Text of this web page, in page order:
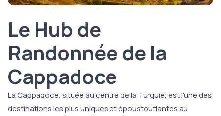
Le Hub de
Randonnée de la
Cappadoce
La Cappadoce, située au centre de la Turquie, est l'une des
destinations les plus uniques et époustouflantes au